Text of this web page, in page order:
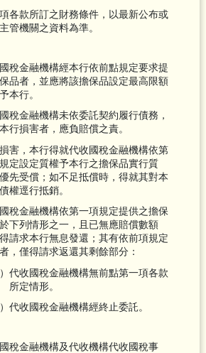
各款所訂之財務條件，以最新公布或
管機關之資料為準。
稅金融機構經本行依前點規定要求提
品者，並應將該擔保品設定最高限額
本行。
稅金融機構未依委託契約履行債務，
行損害者，應負賠償之責。
害，本行得就代收國稅金融機構依第
定設定質權予本行之擔保品實行質
先受償；如不足抵償時，得就其對本
權逕行抵銷。
稅金融機構依第一項規定提供之擔保
下列情形之一，且已無應賠償數額
請求本行無息發還；其有依前項規定
，僅得請求返還其剩餘部分：
）代收國稅金融機構無前點第一項各款
所定情形。
）代收國稅金融機構經終止委託。
稅金融機構及代收機構代收國稅事